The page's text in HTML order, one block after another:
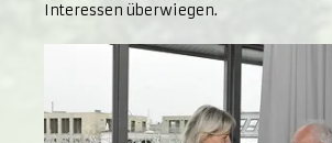
Interessen überwiegen.